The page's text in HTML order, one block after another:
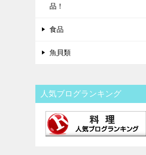
品！
食品
魚貝類
人気ブログランキング